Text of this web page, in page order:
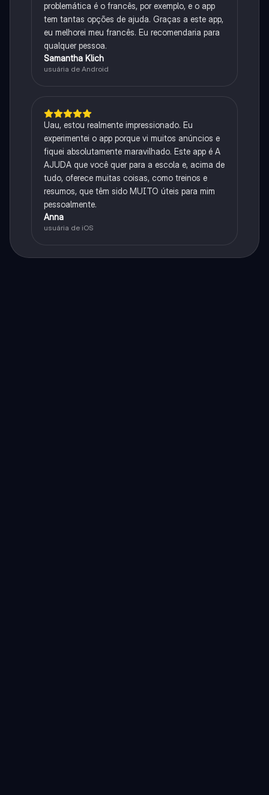
problemática é o francês, por exemplo, e o app
tem tantas opções de ajuda. Graças a este app,
eu melhorei meu francês. Eu recomendaria para
qualquer pessoa.
Samantha Klich
usuária de Android
Uau, estou realmente impressionado. Eu
experimentei o app porque vi muitos anúncios e
fiquei absolutamente maravilhado. Este app é A
AJUDA que você quer para a escola e, acima de
tudo, oferece muitas coisas, como treinos e
resumos, que têm sido MUITO úteis para mim
pessoalmente.
Anna
usuária de iOS